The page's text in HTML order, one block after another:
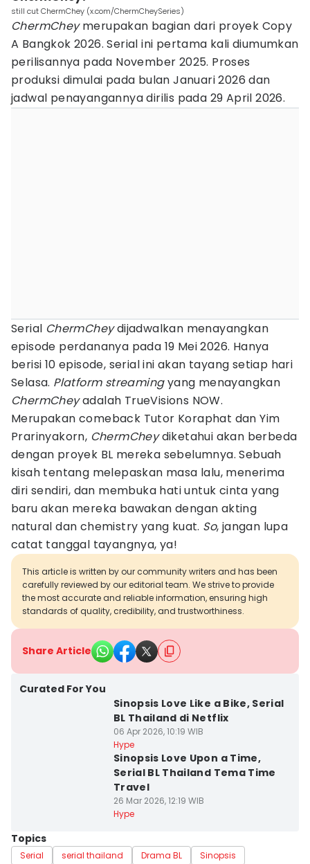
still cut ChermChey (x.com/ChermCheySeries)
ChermCheymerupakan bagian dari proyek Copy
A Bangkok 2026. Serial ini pertama kali diumumkan
perilisannya pada November 2025. Proses
produksi dimulai pada bulan Januari 2026 dan
jadwal penayangannya dirilis pada 29 April 2026.
Serial ChermCheydijadwalkan menayangkan
episode perdananya pada 19 Mei 2026. Hanya
berisi 10 episode, serial ini akan tayang setiap hari
Selasa. Platform streamingyang menayangkan
ChermCheyadalah TrueVisions NOW.
Merupakan comeback Tutor Koraphat dan Yim
Prarinyakorn, ChermCheydiketahui akan berbeda
dengan proyek BL mereka sebelumnya. Sebuah
kisah tentang melepaskan masa lalu, menerima
diri sendiri, dan membuka hati untuk cinta yang
baru akan mereka bawakan dengan akting
natural dan chemistry yang kuat. So, jangan lupa
catat tanggal tayangnya, ya!
This article is written by our community writers and has been
carefully reviewed by our editorial team. We strive to provide
the most accurate and reliable information, ensuring high
standards of quality, credibility, and trustworthiness.
Share Article
Curated For You
Sinopsis Love Like a Bike, Serial
BL Thailand di Netflix
06 Apr 2026, 10:19 WIB
Hype
Sinopsis Love Upon a Time,
Serial BL Thailand Tema Time
Travel
26 Mar 2026, 12:19 WIB
Hype
Topics
Serial serial thailand Drama BL Sinopsis